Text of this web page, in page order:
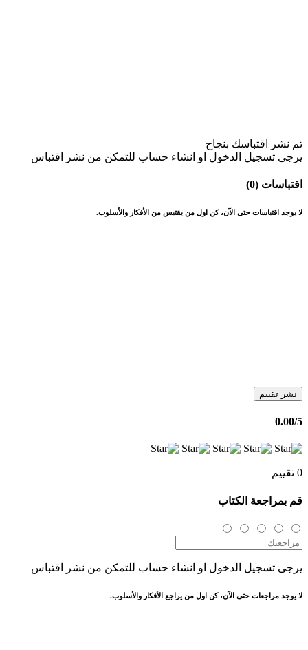
تم نشر اقتباسك بنجاح
يرجى تسجيل الدخول او انشاء حساب للتمكن من نشر اقتباس
اقتباسات (0)
لا يوجد اقتباسات حتى الآن، كن اول من يقتبس من الأفكار والأسلوب.
نشر تقييم
0.00/5
0 تقييم
قم بمراجعة الكتاب
يرجى تسجيل الدخول او انشاء حساب للتمكن من نشر اقتباس
لا يوجد مراجعات حتى الآن، كن اول من يراجع الأفكار والأسلوب.